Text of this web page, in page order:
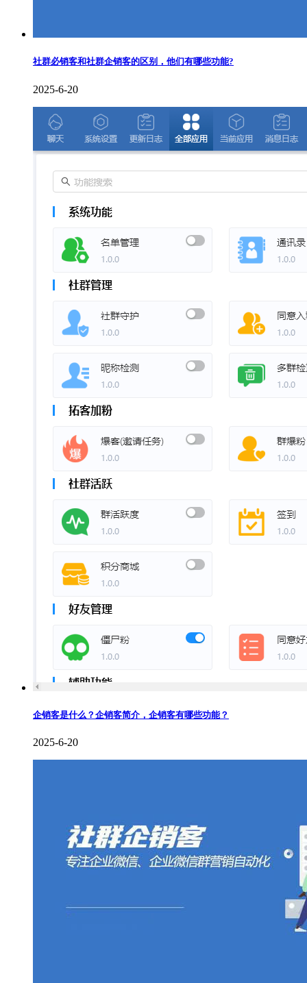
社群必销客和社群企销客的区别，他们有哪些功能?
2025-6-20
企销客是什么？企销客简介，企销客有哪些功能？
2025-6-20